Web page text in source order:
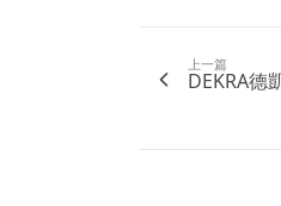
上一篇
DEKRA德